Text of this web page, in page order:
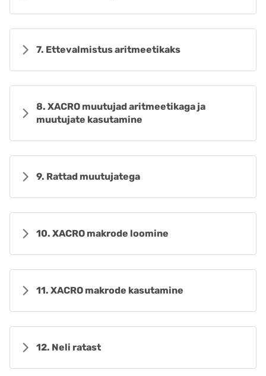
7. Ettevalmistus aritmeetikaks
8. XACRO muutujad aritmeetikaga ja
muutujate kasutamine
9. Rattad muutujatega
10. XACRO makrode loomine
11. XACRO makrode kasutamine
12. Neli ratast